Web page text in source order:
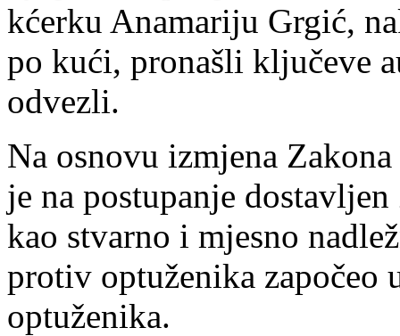
kćerku Anamariju Grgić,
po kući, pronašli ključeve
odvezli.
Na osnovu izmjena
je na postupanje
kao stvarno i mjesno
protiv optuženika započeo
optuženika.